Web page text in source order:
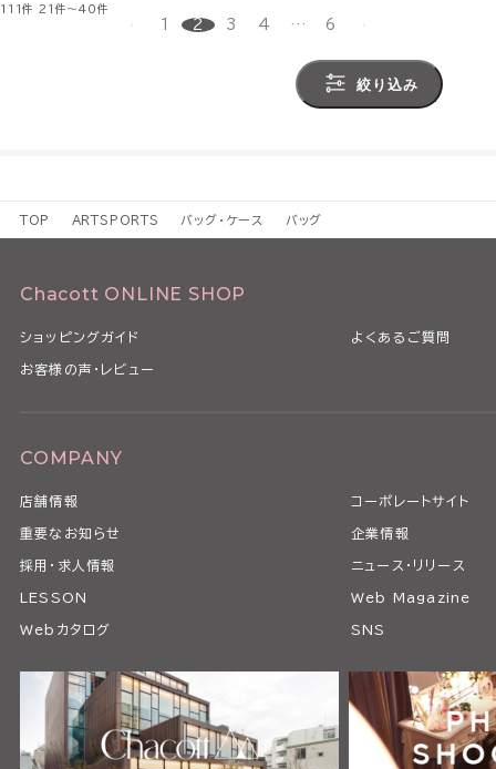
111件 21件～40件
1 2 3 4 … 6
絞り込み
TOP ARTSPORTS バッグ・ケース バッグ
Chacott ONLINE SHOP
ショッピングガイド よくあるご質問
お客様の声・レビュー
COMPANY
店舗情報 コーポレートサイト
重要なお知らせ 企業情報
採用・求人情報 ニュース・リリース
LESSON Web Magazine
Webカタログ SNS